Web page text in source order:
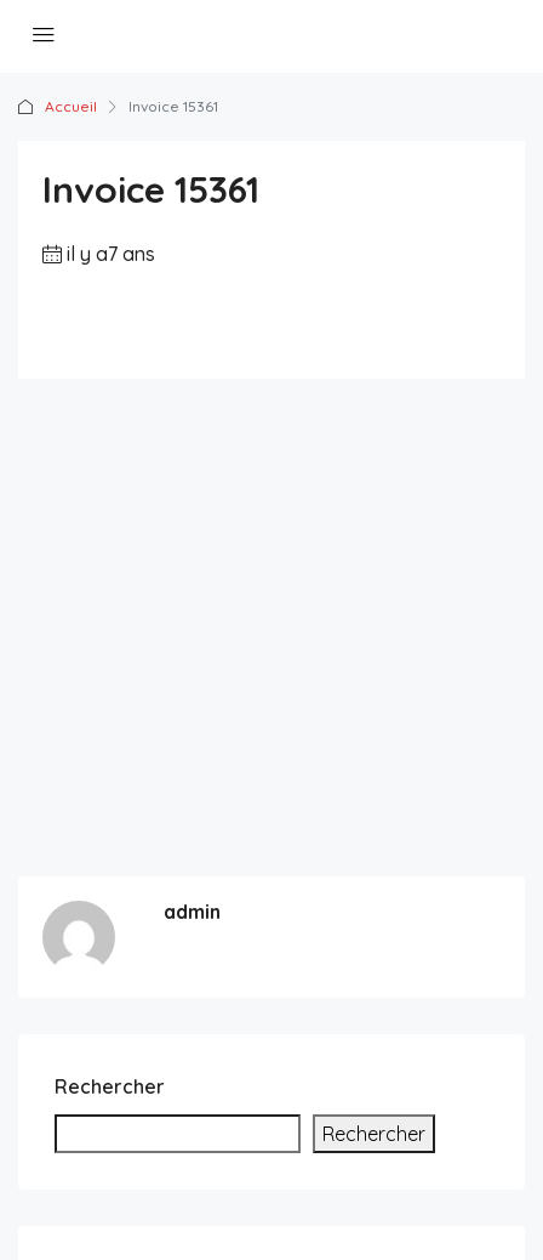
Accueil Invoice 15361
Invoice 15361
il y a7 ans
admin
Rechercher
Rechercher